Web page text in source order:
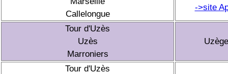
Callelongue
->site
Tour d'Uzès
Uzès
Marroniers
Uzège
Tour d'Uzès